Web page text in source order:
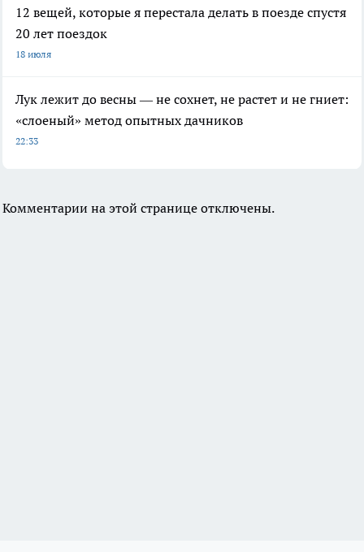
12 вещей, которые я перестала делать в поезде спустя
20 лет поездок
18 июля
Лук лежит до весны — не сохнет, не растет и не гниет:
«слоеный» метод опытных дачников
22:33
Комментарии на этой странице отключены.